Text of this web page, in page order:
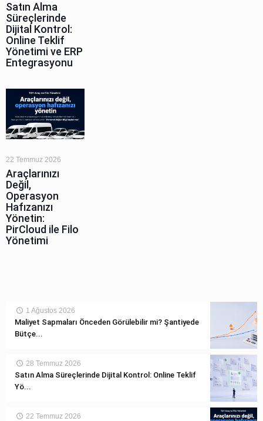
Satın Alma
Süreçlerinde
Dijital Kontrol:
Online Teklif
Yönetimi ve ERP
Entegrasyonu
22 Temmuz 2026
Araçlarınızı
Değil,
Operasyon
Hafızanızı
Yönetin:
PirCloud ile Filo
Yönetimi
1 Ağustos 2026
Maliyet Sapmaları Önceden Görülebilir mi? Şantiyede
Bütçe...
28 Temmuz 2026
Satın Alma Süreçlerinde Dijital Kontrol: Online Teklif
Yö...
22 Temmuz 2026